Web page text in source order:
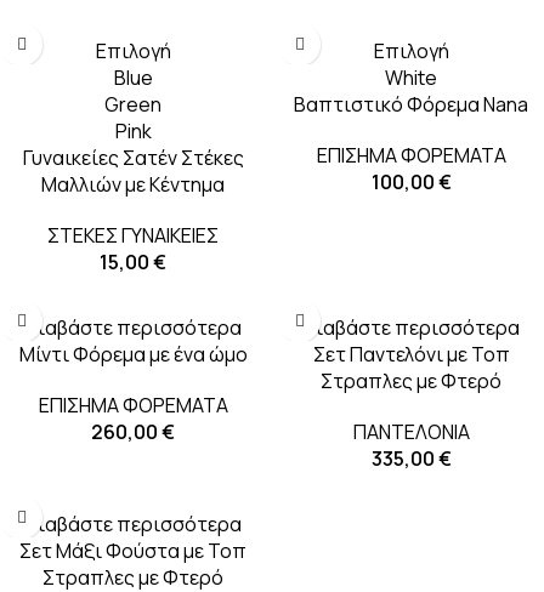
Επιλογή
Blue
Green
Pink
Γυναικείες Σατέν Στέκες
Μαλλιών με Κέντημα
ΣΤΕΚΕΣ ΓΥΝΑΙΚΕΙΕΣ
15,00€
Επιλογή
White
Βαπτιστικό Φόρεμα Nana
ΕΠΙΣΗΜΑ ΦΟΡΕΜΑΤΑ
100,00€
Διαβάστε περισσότερα
Μίντι Φόρεμα με ένα ώμο
ΕΠΙΣΗΜΑ ΦΟΡΕΜΑΤΑ
260,00€
Διαβάστε περισσότερα
Σετ Παντελόνι με Τοπ
Στραπλες με Φτερό
ΠΑΝΤΕΛΟΝΙΑ
335,00€
Διαβάστε περισσότερα
Σετ Μάξι Φούστα με Τοπ
Στραπλες με Φτερό